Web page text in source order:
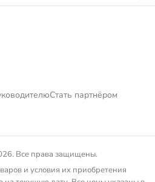
Стать партнёром
Все права защищены.
и условия их приобретения